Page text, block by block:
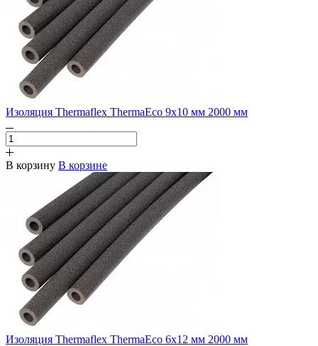
Изоляция Thermaflex ThermaEco 9х10 мм 2000 мм
В корзину В корзине
Изоляция Thermaflex ThermaEco 6х12 мм 2000 мм